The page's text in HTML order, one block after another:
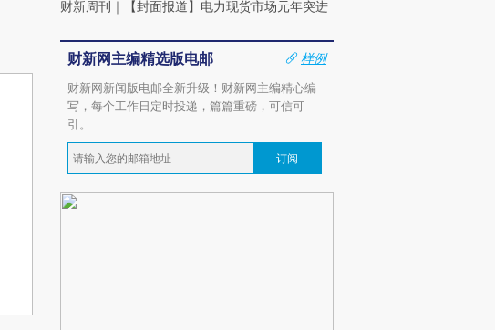
财新周刊 ｜ 【封面报道】电力现货市场元年突进
财新网主编精选版电邮
样例
财新网新闻版电邮全新升级！财新网主编精心编
写，每个工作日定时投递，篇篇重磅，可信可
引。
订阅